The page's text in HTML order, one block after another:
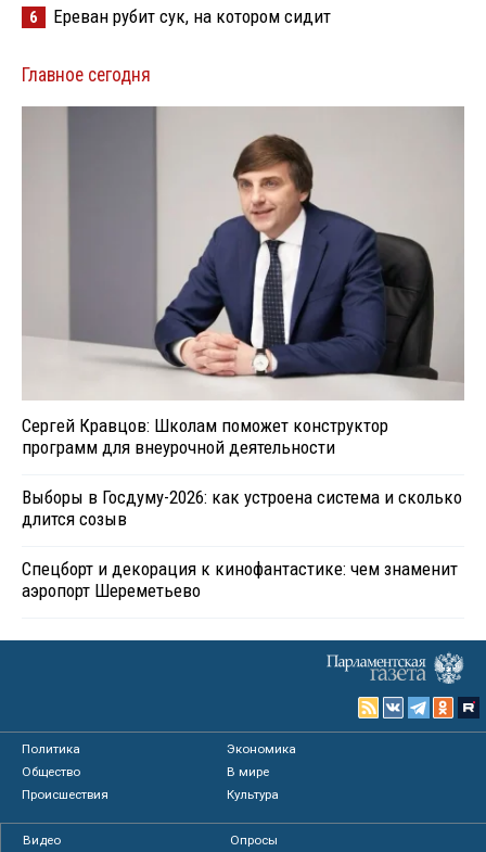
6 Ереван рубит сук, на котором сидит
Главное сегодня
Сергей Кравцов: Школам поможет конструктор
программ для внеурочной деятельности
Выборы в Госдуму-2026: как устроена система и сколько
длится созыв
Спецборт и декорация к кинофантастике: чем знаменит
аэропорт Шереметьево
Политика
Экономика
Общество
В мире
Происшествия
Культура
Видео
Опросы